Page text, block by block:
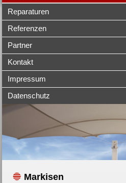
Reparaturen
Referenzen
Partner
Kontakt
Impressum
Datenschutz
Markisen